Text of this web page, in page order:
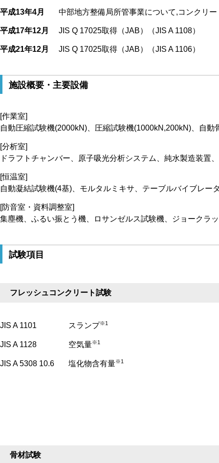
平成13年4月 中部地方整備局所管事業について,コンクリ
平成17年12月 JIS Q 17025取得（JAB）（JIS A 1108）
平成21年12月 JIS Q 17025取得（JAB）（JIS A 1106）
施設概要・主要設備
[作業室]
自動圧縮試験機(2000kN)、圧縮試験機(1000kN,200kN)、自
[分析室]
ドラフトチャンバー、原子吸光分析システム、純水製造装
[恒温室]
自動凝結試験機(4基)、モルタルミキサ、テーブルバイブレ
[防音室・資料調整室]
集塵機、ふるい振とう機、ロサンゼルス試験機、ジョークラ
試験項目
フレッシュコンクリート試験
JIS A 1101 スランプ※1
JIS A 1128 空気量※1
JIS A 5308 10.6 塩化物含有量※1
骨材試験